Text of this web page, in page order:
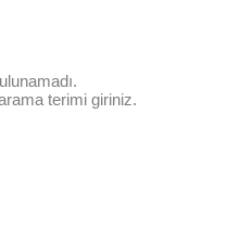
terimi giriniz.